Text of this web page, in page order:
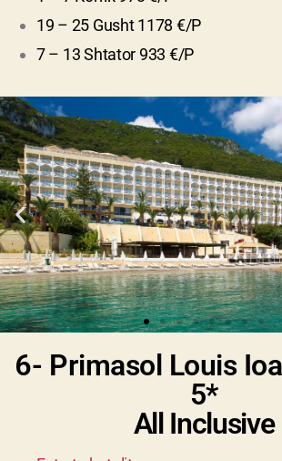
19 – 25 Gusht 1178 €/P
7 – 13 Shtator 933 €/P
6- Primasol Louis
5*
All Inclusive